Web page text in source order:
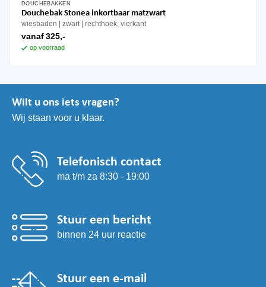
DOUCHEBAKKEN
Douchebak Stonea inkortbaar matzwart
wiesbaden zwart rechthoek, vierkant
vanaf 325,-
op voorraad
Dit
product
gekozen
worden
productpagina
Wilt u ons iets vragen?
Wij staan voor u klaar.
Telefonisch contact
ma t/m za 8:30 - 19:00
Stuur een bericht
binnen 24 uur reactie
Stuur een e-mail